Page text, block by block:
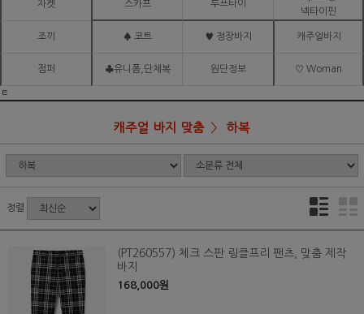
자켓 스카프 루프타이
넥타이핀
조끼 ♠ 코트 ♥ 정장바지 캐주얼바지
점퍼 ♣유니폼,단체복 원단정보 ♡ Woman
ㅌ
캐주얼 바지 맞춤 하복
정렬
(PT260557) 체크 스판 링클프리 팬츠, 맞춤 제작
바지
168,000원